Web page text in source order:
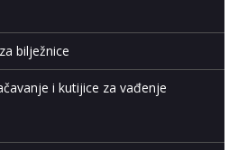
bilježnice
i kutijice za vađenje